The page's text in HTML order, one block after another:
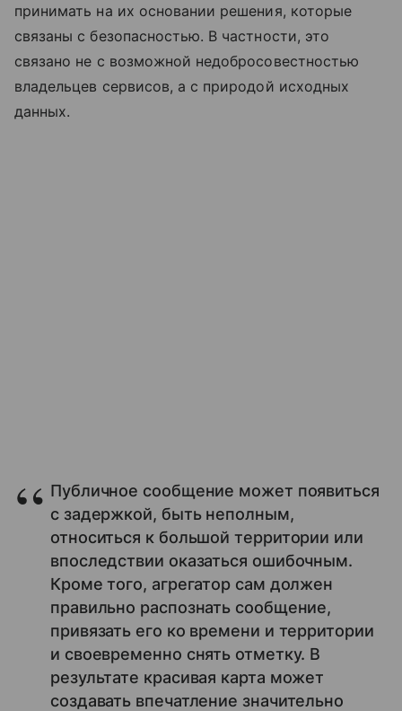
принимать на их основании решения, которые
связаны с безопасностью. В частности, это
связано не с возможной недобросовестностью
владельцев сервисов, а с природой исходных
данных.
Публичное сообщение может появиться
с задержкой, быть неполным,
относиться к большой территории или
впоследствии оказаться ошибочным.
Кроме того, агрегатор сам должен
правильно распознать сообщение,
привязать его ко времени и территории
и своевременно снять отметку. В
результате красивая карта может
создавать впечатление значительно